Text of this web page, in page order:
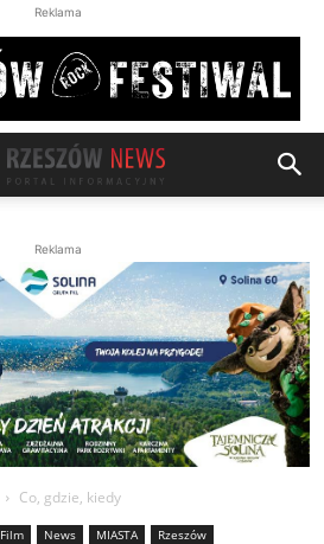
Reklama
Reklama
Co, gdzie, kiedy
Film News MIASTA Rzeszów